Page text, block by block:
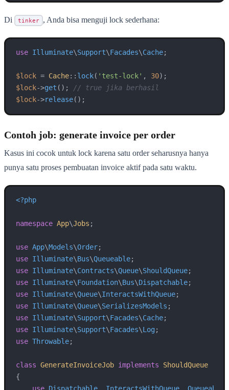
Di tinker , Anda bisa menguji lock sederhana:
use Illuminate\Support\Facades\Cache;
$lock = Cache:: lock( 'test-lock' , 30
$lock->get (); // true jika berhasil
$lock->release();
Contoh job: generate invoice per order
Kasus ini cocok untuk lock karena satu order seharusnya hanya
punya satu proses pembuatan invoice aktif pada satu waktu.
<?php
namespace App\Jobs ;
use App\Models\Order
use Illuminate\Bus\Queueable
use Illuminate\Contracts\Queue\ShouldQueue
use Illuminate\Foundation\Bus\Dispatchable
use Illuminate\Queue\InteractsWithQueue
use Illuminate\Queue\SerializesModels
use Illuminate\Support\Facades\Cache
use Illuminate\Support\Facades\Log
use Throwable;
class GenerateInvoiceJob implements
ShouldQueue
{